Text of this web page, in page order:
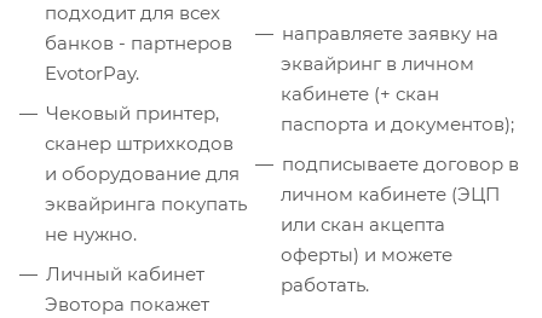
подходит для всех
банков - партнеров
EvotorPay.
Чековый принтер,
сканер штрихкодов
и оборудование для
эквайринга покупать
не нужно.
Личный кабинет
Эвотора покажет
направляете заявку на
эквайринг в личном
кабинете (+ скан
паспорта и документов);
подписываете договор в
личном кабинете (ЭЦП
или скан акцепта
оферты) и можете
работать.